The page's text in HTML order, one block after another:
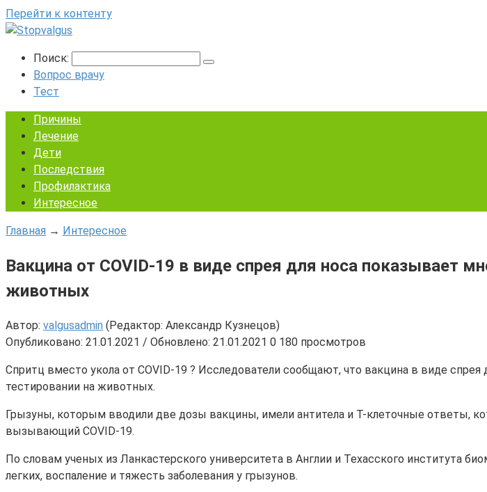
Перейти к контенту
Поиск:
Вопрос врачу
Тест
Причины
Лечение
Дети
Последствия
Профилактика
Интересное
Главная → Интересное
Вакцина от COVID-19 в виде спрея для носа показывает
животных
Автор: valgusadmin (Редактор: Александр Кузнецов)
Опубликовано: 21.01.2021 / Обновлено: 21.01.2021 0 180 просмотров
Спритц вместо укола от COVID-19 ? Исследователи сообщают, что вакцина в виде
тестировании на животных.
Грызуны, которым вводили две дозы вакцины, имели антитела и Т-клеточные ответы,
вызывающий COVID-19.
По словам ученых из Ланкастерского университета в Англии и Техасского института
легких, воспаление и тяжесть заболевания у грызунов.